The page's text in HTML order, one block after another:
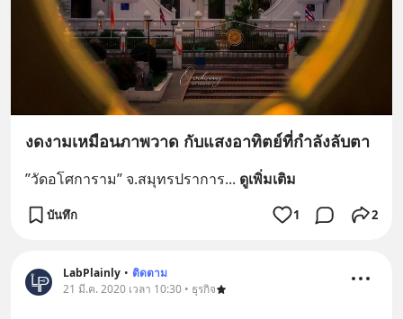
งดงามเหมือนภาพวาด กับแสงอาทิตย์ที่กำลังลับตา
”วัดอโศการาม” จ.สมุทรปราการ... ดูเพิ่มเติม
บันทึก 1 2
LabPlainly • ติดตาม
21 มี.ค. 2020 เวลา 10:30 • ธุรกิจ